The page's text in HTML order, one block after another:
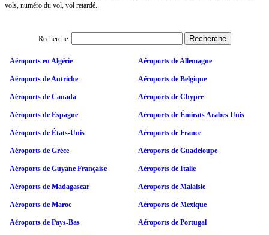
vols, numéro du vol, vol retardé.
Recherche:
Aéroports en Algérie Aéroports de Allemagne
Aéroports de Autriche Aéroports de Belgique
Aéroports de Canada Aéroports de Chypre
Aéroports de Espagne Aéroports de Émirats Arabes Unis
Aéroports de États-Unis Aéroports de France
Aéroports de Grèce Aéroports de Guadeloupe
Aéroports de Guyane Française Aéroports de Italie
Aéroports de Madagascar Aéroports de Malaisie
Aéroports de Maroc Aéroports de Mexique
Aéroports de Pays-Bas Aéroports de Portugal